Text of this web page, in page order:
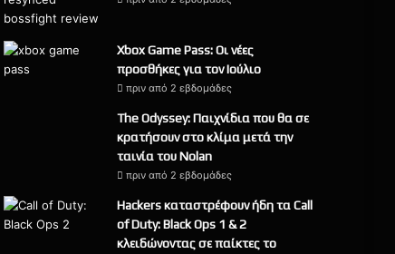
9
Xbox Game Pass: Οι νέες
προσθήκες για τον Ιούλιο
πριν από 2 εβδομάδες
The Odyssey: Παιχνίδια που θα σε
κρατήσουν στο κλίμα μετά την
ταινία του Nolan
πριν από 2 εβδομάδες
Hackers καταστρέφουν ήδη τα Call
of Duty: Black Ops 1 & 2
κλειδώνοντας σε παίκτες το